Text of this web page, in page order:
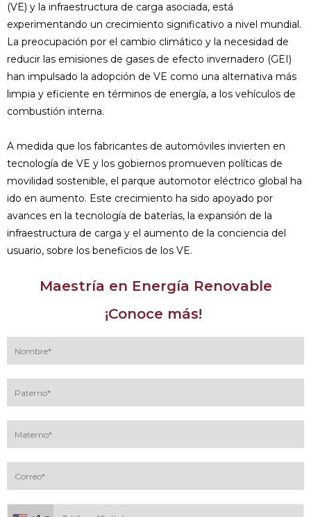
(VE) y la infraestructura de carga asociada, está
experimentando un crecimiento significativo a nivel mundial.
La preocupación por el cambio climático y la necesidad de
reducir las emisiones de gases de efecto invernadero (GEI)
han impulsado la adopción de VE como una alternativa más
limpia y eficiente en términos de energía, a los vehículos de
combustión interna.
A medida que los fabricantes de automóviles invierten en
tecnología de VE y los gobiernos promueven políticas de
movilidad sostenible, el parque automotor eléctrico global ha
ido en aumento. Este crecimiento ha sido apoyado por
avances en la tecnología de baterías, la expansión de la
infraestructura de carga y el aumento de la conciencia del
usuario, sobre los beneficios de los VE.
Maestría en Energía Renovable
¡Conoce más!